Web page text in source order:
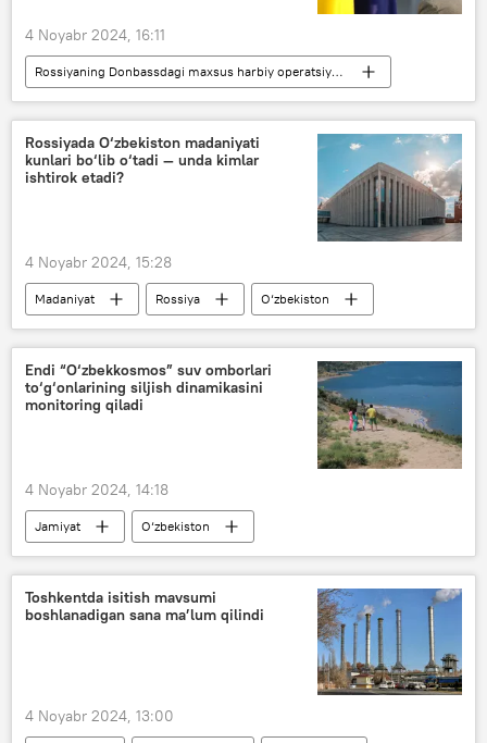
4 Noyabr 2024, 16:11
Rossiyaning Donbassdagi maxsus harbiy operatsiyasi
Dunyo yangiliklari
Dunyoda
NATO
Ukraina
OAV
Rossiya
Rossiyada O‘zbekiston madaniyati
kunlari bo‘lib o‘tadi — unda kimlar
ishtirok etadi?
4 Noyabr 2024, 15:28
Madaniyat Rossiya
O‘zbekiston
konsert
ko‘rgazma
Endi “O‘zbekkosmos” suv omborlari
to‘g‘onlarining siljish dinamikasini
monitoring qiladi
4 Noyabr 2024, 14:18
Jamiyat
O‘zbekiston
O‘zbekkosmos
suv zilzila
Toshkentda isitish mavsumi
boshlanadigan sana ma’lum qilindi
4 Noyabr 2024, 13:00